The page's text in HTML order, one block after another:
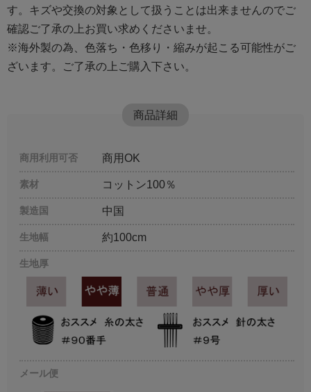
す。キズや交換の対象として扱うことは出来ませんのでご
確認ご了承の上お買い求めくださいませ。
※海外製の為、色落ち・色移り・縮みが起こる可能性がご
ざいます。ご了承の上ご購入下さい。
商品詳細
商用利用可否 商用OK
素材 コットン100％
製造国 中国
生地幅 約100cm
生地厚
メール便